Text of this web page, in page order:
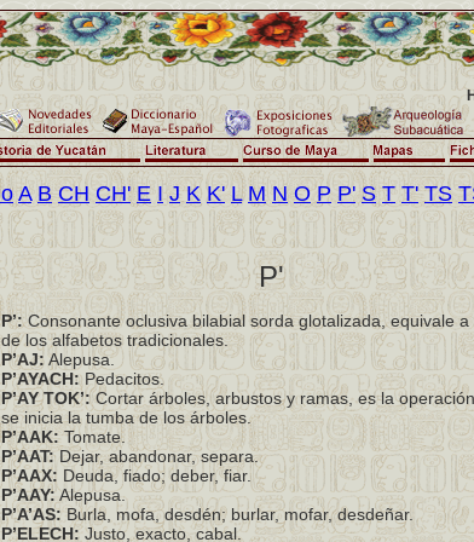
A B CH CH' E I J K K' L M N O P P' S T T' TS
P'
P’:Consonante oclusiva bilabial sorda glotalizada, equivale a
de los alfabetos tradicionales.
P’AJ:Alepusa.
P’AYACH:Pedacitos.
P’AY TOK’:Cortar árboles, arbustos y ramas, es la
se inicia la tumba de los árboles.
P’AAK:Tomate.
P’AAT:Dejar, abandonar, separa.
P’AAX: Deuda, fiado; deber, fiar.
P’AAY:Alepusa.
P’A’AS: Burla, mofa, desdén; burlar, mofar, desdeñar.
P’ELECH:Justo, exacto, cabal.